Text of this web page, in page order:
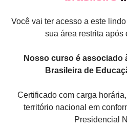
Você vai ter acesso a este
sua área restrita após
Nosso curso é associado
Brasileira de
Certificado com carga
território nacional em
Presidencial